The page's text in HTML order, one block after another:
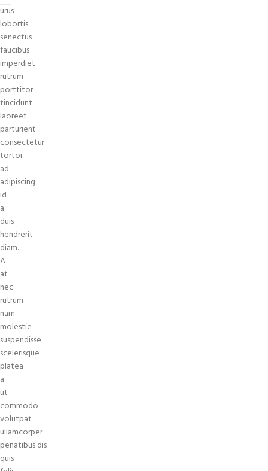
urus
lobortis
senectus
faucibus
imperdiet
rutrum
porttitor
tincidunt
laoreet
parturient
consectetur
tortor
ad
adipiscing
id
a
duis
hendrerit
diam.
A
at
nec
rutrum
nam
molestie
suspendisse
scelerisque
platea
a
ut
commodo
volutpat
ullamcorper
penatibus dis
quis